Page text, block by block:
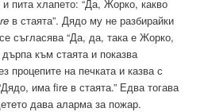
пита хлапето: “Да, Жорко, какво
в стаята”. Дядо му не разбирайки
съгласява “Да, да, така е Жорко,
към стаята и показва
процепите на печката и казва с
има fire в стаята.” Едва тогава
дава аларма за пожар.